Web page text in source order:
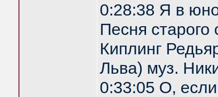
0:28:38 Я в
Песня старого
Киплинг
Льва) муз.
0:33:05 О,